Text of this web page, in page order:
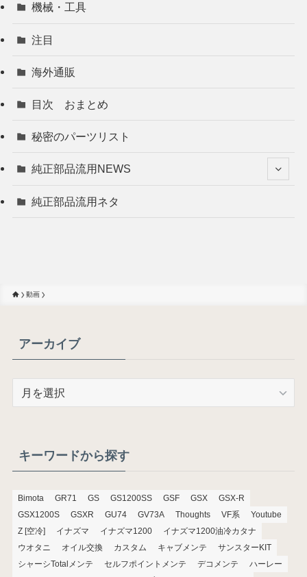
機械・工具
注目
海外通販
目次 おまとめ
秘密のパーツリスト
純正部品流用NEWS
純正部品流用ネタ
動画
アーカイブ
ブキーワードから探す
Bimota GR71 GS GS1200SS GSF GSX
GSX-R
GSX1200S
GSXR GU74 GV73A Thoughts VF系
Youtube
Z [空冷]
イナズマ イナズマ1200
イナズマ1200油冷カタナ
ウオタニ
オイル交換 カスタム キャブメンテ
サンスターKIT
シャーシTotalメンテ
セルフポイントメンテ デコメンテ
ハーレー